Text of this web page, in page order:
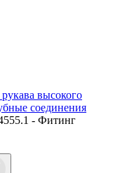
высокого
соединения
- Фитинг